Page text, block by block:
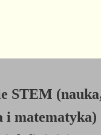
STEM
i matematyka)